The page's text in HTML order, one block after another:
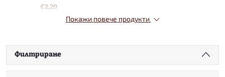
€2,20
Покажи повече продукти
Филтриране